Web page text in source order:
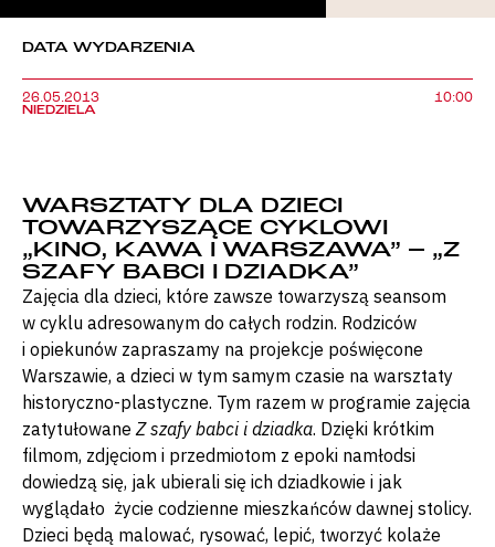
DATA WYDARZENIA
26.05.2013
NIEDZIELA
10:00
WARSZTATY DLA DZIECI
TOWARZYSZĄCE CYKLOWI
„KINO, KAWA I WARSZAWA” – „Z
SZAFY BABCI I DZIADKA”
Zajęcia dla dzieci, które zawsze towarzyszą seansom
w cyklu adresowanym do całych rodzin. Rodziców
i opiekunów zapraszamy na projekcje poświęcone
Warszawie, a dzieci w tym samym czasie na warsztaty
historyczno-plastyczne. Tym razem w programie zajęcia
zatytułowaneZ szafy babci i dziadka. Dzięki krótkim
filmom, zdjęciom i przedmiotom z epoki namłodsi
dowiedzą się, jak ubierali się ich dziadkowie i jak
wyglądało życie codzienne mieszkańców dawnej stolicy.
Dzieci będą malować, rysować, lepić, tworzyć kolaże